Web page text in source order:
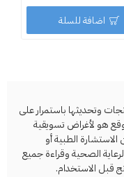
اضافة للسلة
وتحديثها باستمرار على
هو لأغراض تسويقية
الطبية أو
الصحية وقراءة جميع
قبل الاستخدام.